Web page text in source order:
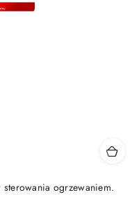
sterowania ogrzewaniem.